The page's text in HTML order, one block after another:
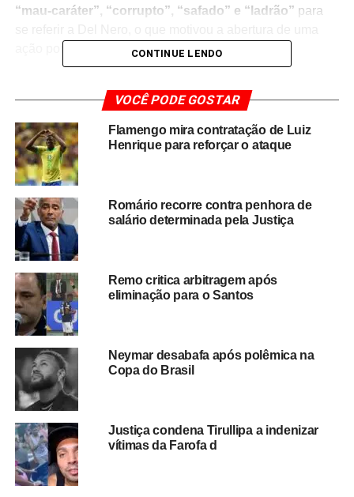
“mau-caráter”, “corrupto”, “safado” e “ladrão” para
ação por danos morais.
mensalmente o desconto correspondente a 5% dos
rendimentos líquidos de Romário
, destinando os
valores ao cumprimento da obrigação estabelecida pela
Justiça.
grande notoriedade no futebol brasileiro e por representar
mais um desdobramento judicial de declarações públicas
feitas por agentes políticos e esportivos. A medida busca
assegurar o pagamento da indenização determinada no
processo.
A decisão reforça que
cível, especialmente quando a Justiça entende que
houve violação à honra e à imagem da parte envolvida. O
caso segue como um dos episódios mais conhecidos da
CONTINUE LENDO
VOCÊ PODE GOSTAR
Flamengo mira contratação de Luiz
Henrique para reforçar o ataque
Romário recorre contra penhora de
salário determinada pela Justiça
Remo critica arbitragem após
eliminação para o Santos
Neymar desabafa após polêmica na
Copa do Brasil
Justiça condena Tirullipa a indenizar
vítimas da Farofa d